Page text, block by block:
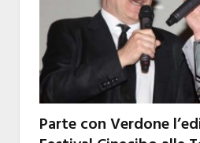
Parte con Verdone